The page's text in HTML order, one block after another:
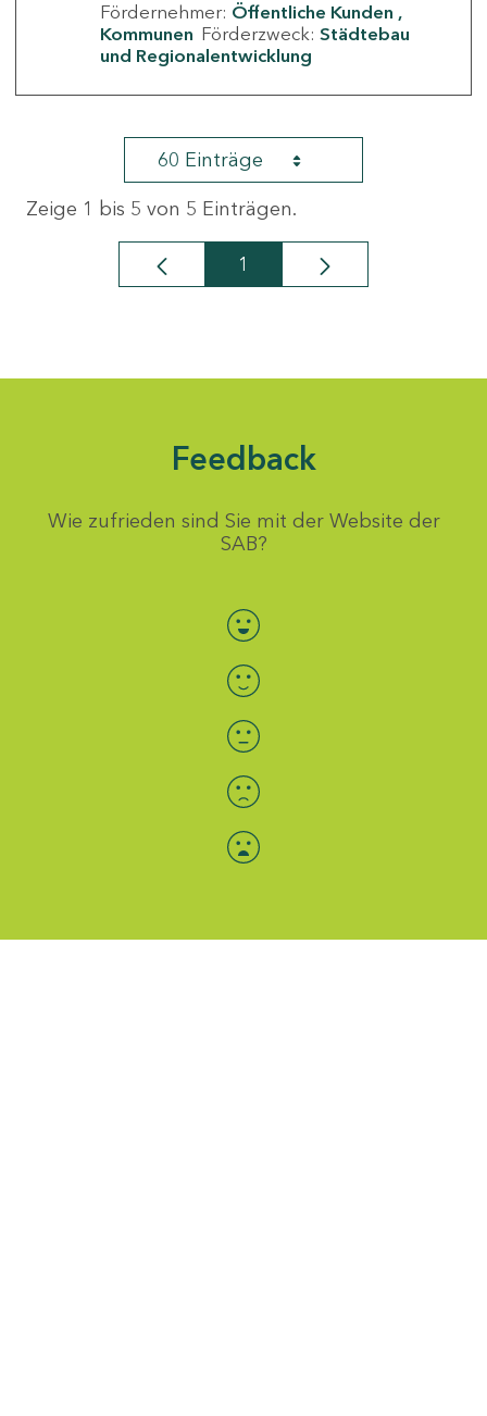
Fördernehmer: Öffentliche Kunden
Kommunen Förderzweck: Städtebau
und Regionalentwicklung
60 Einträge
Zeige 1 bis 5 von 5 Einträgen.
Seite
1
Feedback
Wie zufrieden sind Sie mit der Website der
SAB?
Bewertung auswählen